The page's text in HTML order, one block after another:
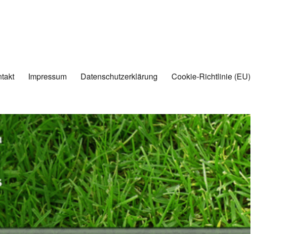
Impressum Datenschutzerklärung Cookie-Richtlinie (EU)